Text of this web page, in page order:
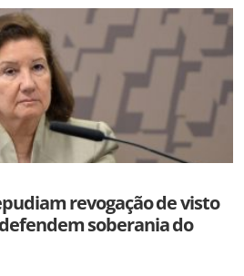
revogação de visto
soberania do